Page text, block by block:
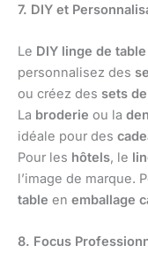
7. DIY et
Le DIY linge de table
personnalisez des
ou créez des sets
La broderie ou la
idéale pour des
Pour les hôtels, le
l’image de marque.
table en emballage
8. Focus